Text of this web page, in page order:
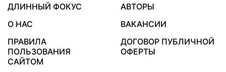
ДЛИННЫЙ ФОКУС
АВТОРЫ
О НАС
ВАКАНСИИ
ПРАВИЛА
ПОЛЬЗОВАНИЯ
САЙТОМ
ДОГОВОР ПУБЛИЧНОЙ
ОФЕРТЫ